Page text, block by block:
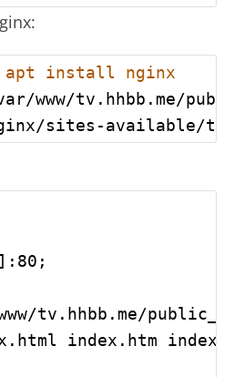
apt install nginx
www/tv.hhbb.me/
sites-available/
tv.hhbb.me/
index.htm